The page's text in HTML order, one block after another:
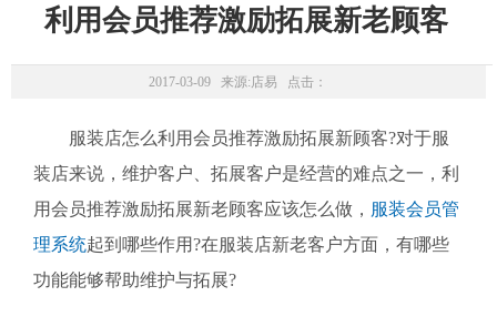
利用会员推荐激励拓展新老顾客
2017-03-09 来源:店易 点击：
服装店怎么利用会员推荐激励拓展新顾客?对于服
装店来说，维护客户、拓展客户是经营的难点之一，利
用会员推荐激励拓展新老顾客应该怎么做， 服装会员管
理系统起到哪些作用?在服装店新老客户方面，有哪些
功能能够帮助维护与拓展?